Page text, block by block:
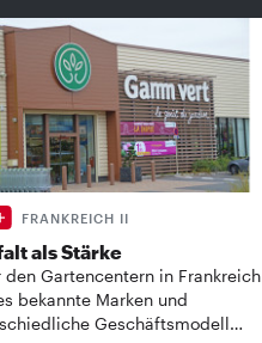
FRANKREICH II
als Stärke
den Gartencentern in Frankreich
bekannte ­Marken und
Geschäftsmodell…